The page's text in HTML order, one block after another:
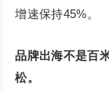
增速保持45%。
品牌出海不是百
松。